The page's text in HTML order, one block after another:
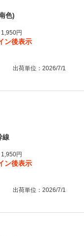
色)
円
ン後表示
出荷単位：2026/7/1
線
円
ン後表示
出荷単位：2026/7/1